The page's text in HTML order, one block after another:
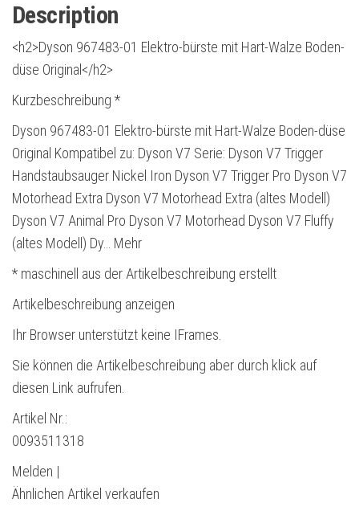
Description
<h2>Dyson 967483-01 Elektro-bürste mit Hart-Walze Boden-
düse Original</h2>
Kurzbeschreibung *
Dyson 967483-01 Elektro-bürste mit Hart-Walze Boden-düse
Original Kompatibel zu: Dyson V7 Serie: Dyson V7 Trigger
Handstaubsauger Nickel Iron Dyson V7 Trigger Pro Dyson V7
Motorhead Extra Dyson V7 Motorhead Extra (altes Modell)
Dyson V7 Animal Pro Dyson V7 Motorhead Dyson V7 Fluffy
(altes Modell) Dy… Mehr
* maschinell aus der Artikelbeschreibung erstellt
Artikelbeschreibung anzeigen
Ihr Browser unterstützt keine IFrames.
Sie können die Artikelbeschreibung aber durch klick auf
diesen Link aufrufen.
Artikel Nr.:
0093511318
Melden |
Ähnlichen Artikel verkaufen